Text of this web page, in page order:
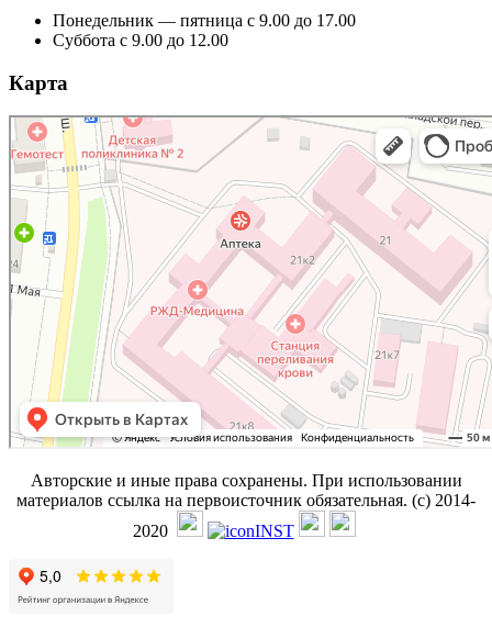
Понедельник — пятница с 9.00 до 17.00
Суббота с 9.00 до 12.00
Карта
Авторские и иные права сохранены. При использовании
материалов ссылка на первоисточник обязательная. (с) 2014-
2020